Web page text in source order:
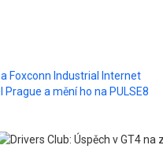
Foxconn Industrial Internet
a mění ho na PULSE8